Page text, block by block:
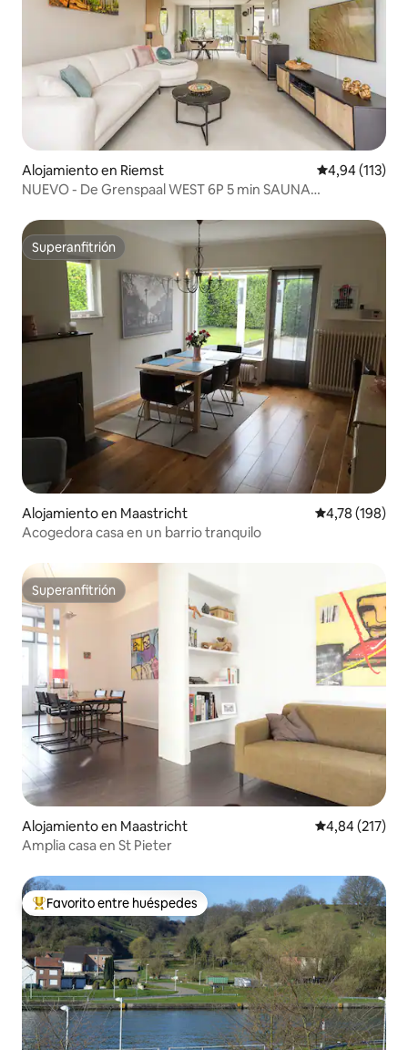
Alojamiento en Riemst Calificación
4,94 (113)
NUEVO - De Grenspaal WEST 6P 5 min SAUNA
Superanfitrión
Superanfitrión
Alojamiento en Maastricht Calificación
4,78 (198)
Acogedora casa en un barrio tranquilo
Superanfitrión
Superanfitrión
Alojamiento en Maastricht Calificación
4,84 (217)
Amplia casa en St Pieter
Favorito entre los huéspedes más destacados
Favorito entre huéspedes